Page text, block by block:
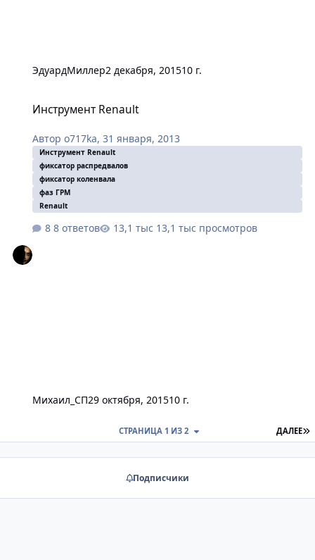
ЭдуардМиллер2 декабря, 201510 г.
Инструмент Renault
Авторo717ka,31 января, 2013
Инструмент Renault
фиксатор распредвалов
фиксатор коленвала
фаз ГРМ
Renault
8 ответов 13,1 тыс просмотров
Михаил_СП29 октября, 201510 г.
ДАЛЕЕ
СТРАНИЦА 1 ИЗ 2
Подписчики